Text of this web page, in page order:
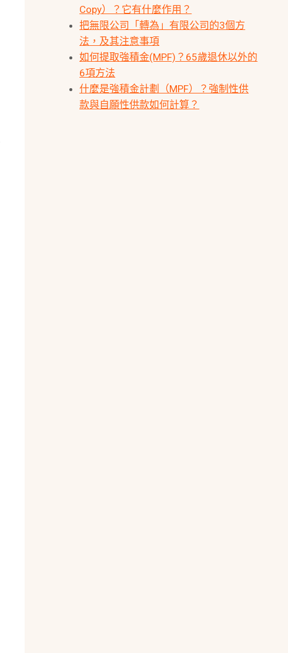
Copy）？它有什麼作用？
把無限公司「轉為」有限公司的3個方
法，及其注意事項
如何提取強積金(MPF)？65歲退休以外的
6項方法
什麼是強積金計劃（MPF）？強制性供
款與自願性供款如何計算？